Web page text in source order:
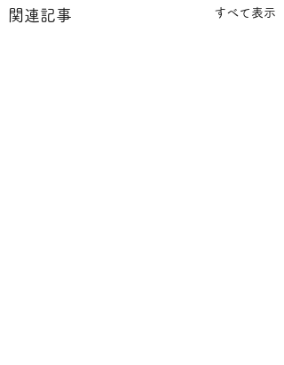
関連記事 すべて表示